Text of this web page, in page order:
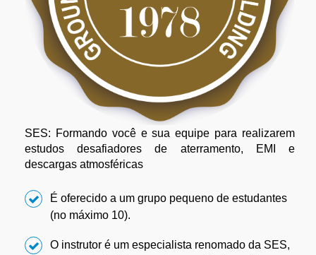
SES: Formando você e sua equipe para realizarem
estudos desafiadores de aterramento, EMI e
descargas atmosféricas
É oferecido a um grupo pequeno de estudantes
(no máximo 10).
O instrutor é um especialista renomado da SES,